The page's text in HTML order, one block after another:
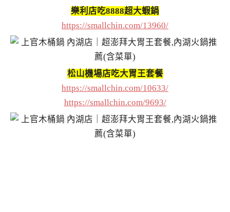
樂利店吃8888超大蝦鍋
https://smallchin.com/13960/
松山機場店吃大胃王套餐
https://smallchin.com/10633/
https://smallchin.com/9693/